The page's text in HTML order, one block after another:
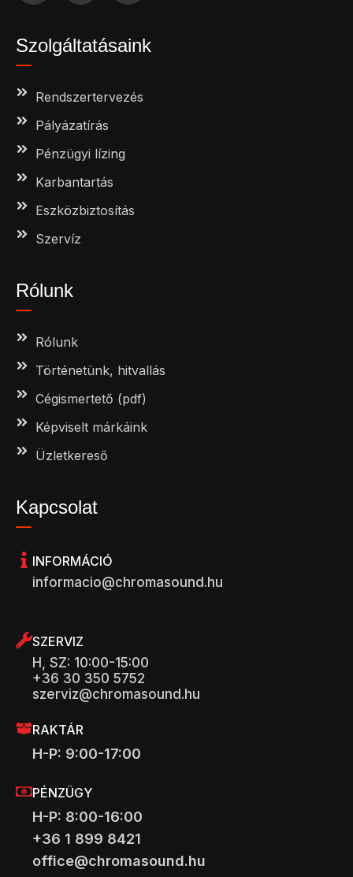
Szolgáltatásaink
Rendszertervezés
Pályázatírás
Pénzügyi lízing
Karbantartás
Eszközbiztosítás
Szervíz
Rólunk
Rólunk
Történetünk, hitvallás
Cégismertető (pdf)
Képviselt márkáink
Üzletkereső
Kapcsolat
INFORMÁCIÓ
informacio@chromasound.hu
SZERVIZ
H, SZ: 10:00-15:00
+36 30 350 5752
szerviz@chromasound.hu
RAKTÁR
H-P: 9:00-17:00
PÉNZÜGY
H-P: 8:00-16:00
+36 1 899 8421
office@chromasound.hu